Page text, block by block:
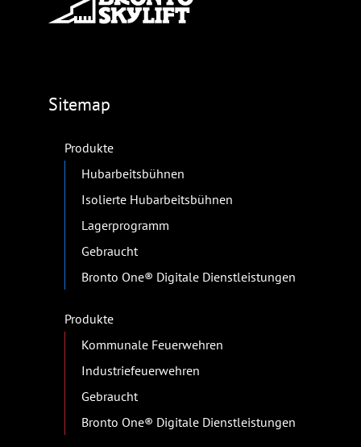
Sitemap
Produkte
Hubarbeitsbühnen
Isolierte Hubarbeitsbühnen
Lagerprogramm
Gebraucht
Bronto One® Digitale Dienstleistungen
Produkte
Kommunale Feuerwehren
Industriefeuerwehren
Gebraucht
Bronto One® Digitale Dienstleistungen